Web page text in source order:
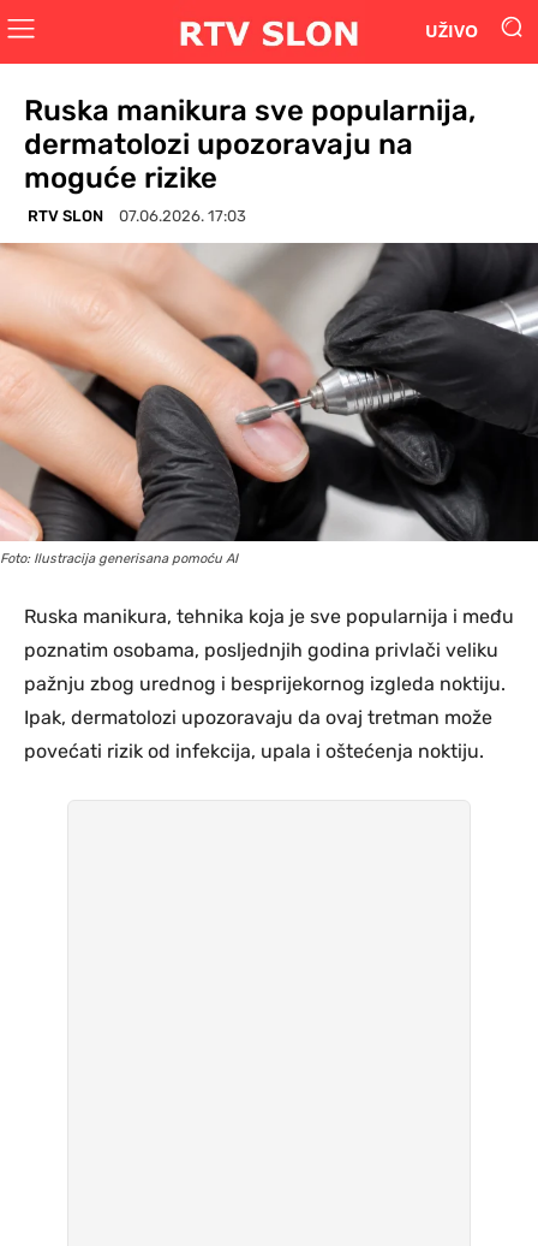
UŽIVO
Ruska manikura sve popularnija,
dermatolozi upozoravaju na
moguće rizike
RTV SLON 07.06.2026. 17:03
Foto: Ilustracija generisana pomoću AI
Ruska manikura, tehnika koja je sve popularnija i među
poznatim osobama, posljednjih godina privlači veliku
pažnju zbog urednog i besprijekornog izgleda noktiju.
Ipak, dermatolozi upozoravaju da ovaj tretman može
povećati rizik od infekcija, upala i oštećenja noktiju.